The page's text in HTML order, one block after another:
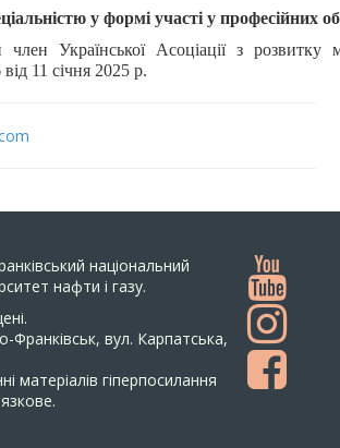
у формі участі у професійних
член Української Асоціації з розвитку
11 січня 2025 р.
національний
нафти і газу.
Франківськ, вул. Карпатська,
матеріалів гіперпосилання